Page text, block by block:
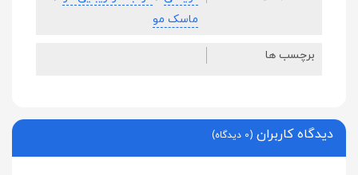
ماسک مو
برچسب ها
دیدگاه کاربران (0 دیدگاه)